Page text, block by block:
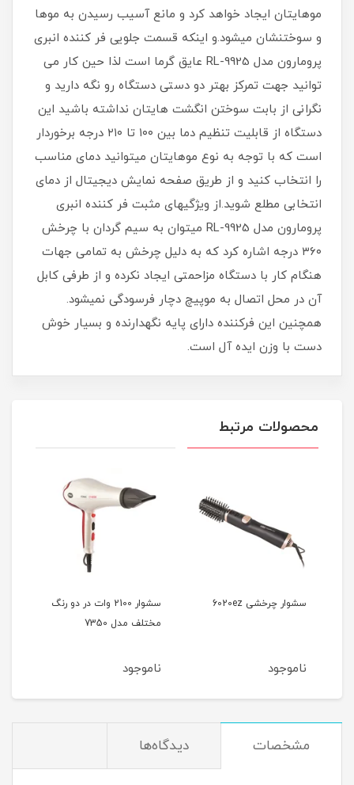
موهایتان ایجاد خواهد کرد و مانع آسیب رسیدن به موها
و سوختنشان میشود.و اینکه قسمت جلویی فر کننده انبری
پرومارون مدل RL-9925 عایق گرما است لذا حین کار می
توانید جهت تمرکز بهتر دو دستی دستگاه رو نگه دارید و
نگرانی از بابت سوختن انگشت هایتان نداشته باشید این
دستگاه از قابلیت تنظیم دما بین ۱۰۰ تا ۲۱۰ درجه برخوردار
است که با توجه به نوع موهایتان میتوانید دمای مناسب
را انتخاب کنید و از طریق صفحه نمایش دیجیتال از دمای
انتخابی مطلع شوید.از ویژگیهای مثبت فر کننده انبری
پرومارون مدل RL-9925 میتوان به سیم گردان با چرخش
۳۶۰ درجه اشاره کرد که به دلیل چرخش به تمامی جهات
هنگام کار با دستگاه مزاحمتی ایجاد نکرده و از طرفی کابل
آن در محل اتصال به موپیچ دچار فرسودگی نمیشود.
همچنین این فرکننده دارای پایه نگهدارنده و بسیار خوش
دست با وزن ایده آل است.
محصولات مرتبط
سشوار چرخشی 6020ez
ناموجود
سشوار 2100 وات در دو رنگ
مختلف مدل 7350
ناموجود
مشخصات دیدگاه‌ها